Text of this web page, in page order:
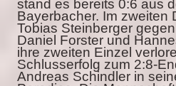
stand es bereits 0:6 aus
Bayerbacher. Im zweiten
Tobias Steinberger
Daniel Forster und
ihre zweiten Einzel
Schlusserfolg zum 2:8-
Andreas Schindler in